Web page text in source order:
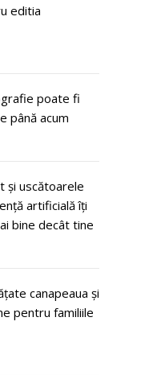
editia
poate fi
până acum
și uscătoarele
artificială îți
bine decât tine
canapeaua și
pentru familiile